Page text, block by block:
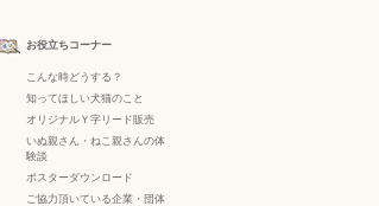
お役立ちコーナー
こんな時どうする？
知ってほしい犬猫のこと
オリジナルＹ字リード販売
いぬ親さん・ねこ親さんの体
験談
ポスターダウンロード
ご協力頂いている企業・団体